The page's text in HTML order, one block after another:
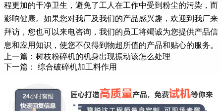
程更加的干净卫生，避免了工人在工作中受到粉尘的污染，而
影响健康。如果您对我厂及我们的产品感兴趣，欢迎到我厂来
拜访，您也可以来电咨询，我们的员工将竭诚为您提供产品信
息和应用知识，使您不仅得到物超所值的产品和贴心的服务。
上一篇： 树枝粉碎机的机身出现振动该怎么处理
下一篇：
综合破碎机加工料作用